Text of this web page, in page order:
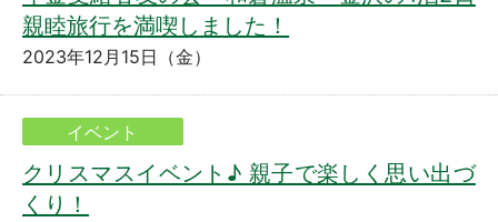
親睦旅行を満喫しました！
2023年12月15日（金）
イベント
クリスマスイベント♪ 親子で楽しく思い出づ
くり！